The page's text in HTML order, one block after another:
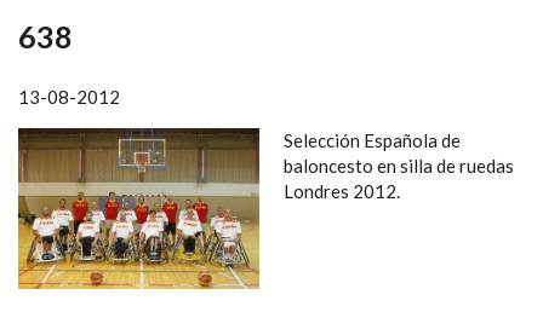
DE
AYUDA
A
LA
NAVEGACIÓN
638
13-08-2012
Selección Española de
baloncesto en silla de ruedas
Londres 2012.